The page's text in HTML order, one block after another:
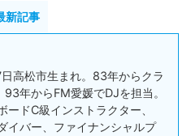
新記事
高松市生まれ。83年からクラ
93年からFM愛媛でDJを担当。
ードC級インストラクター、
イバー、ファイナンシャルプ